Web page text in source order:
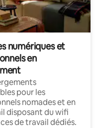
numériques et
en
pour les
nomades et en
disposant du wifi
de travail dédiés.